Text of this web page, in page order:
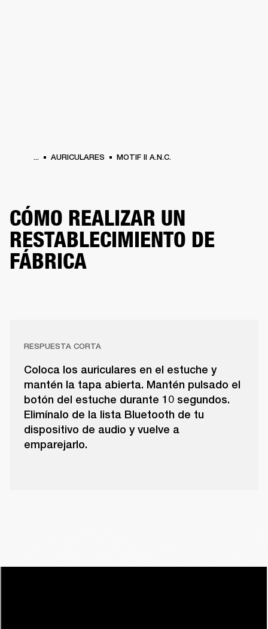
... AURICULARES MOTIF II A.N.C.
CÓMO REALIZAR UN
RESTABLECIMIENTO DE
FÁBRICA
RESPUESTA CORTA
Coloca los auriculares en el estuche y
mantén la tapa abierta. Mantén pulsado el
botón del estuche durante 10 segundos.
Elimínalo de la lista Bluetooth de tu
dispositivo de audio y vuelve a
emparejarlo.